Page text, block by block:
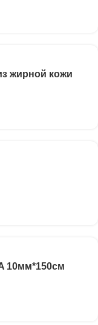
жирной кожи
10мм*150см